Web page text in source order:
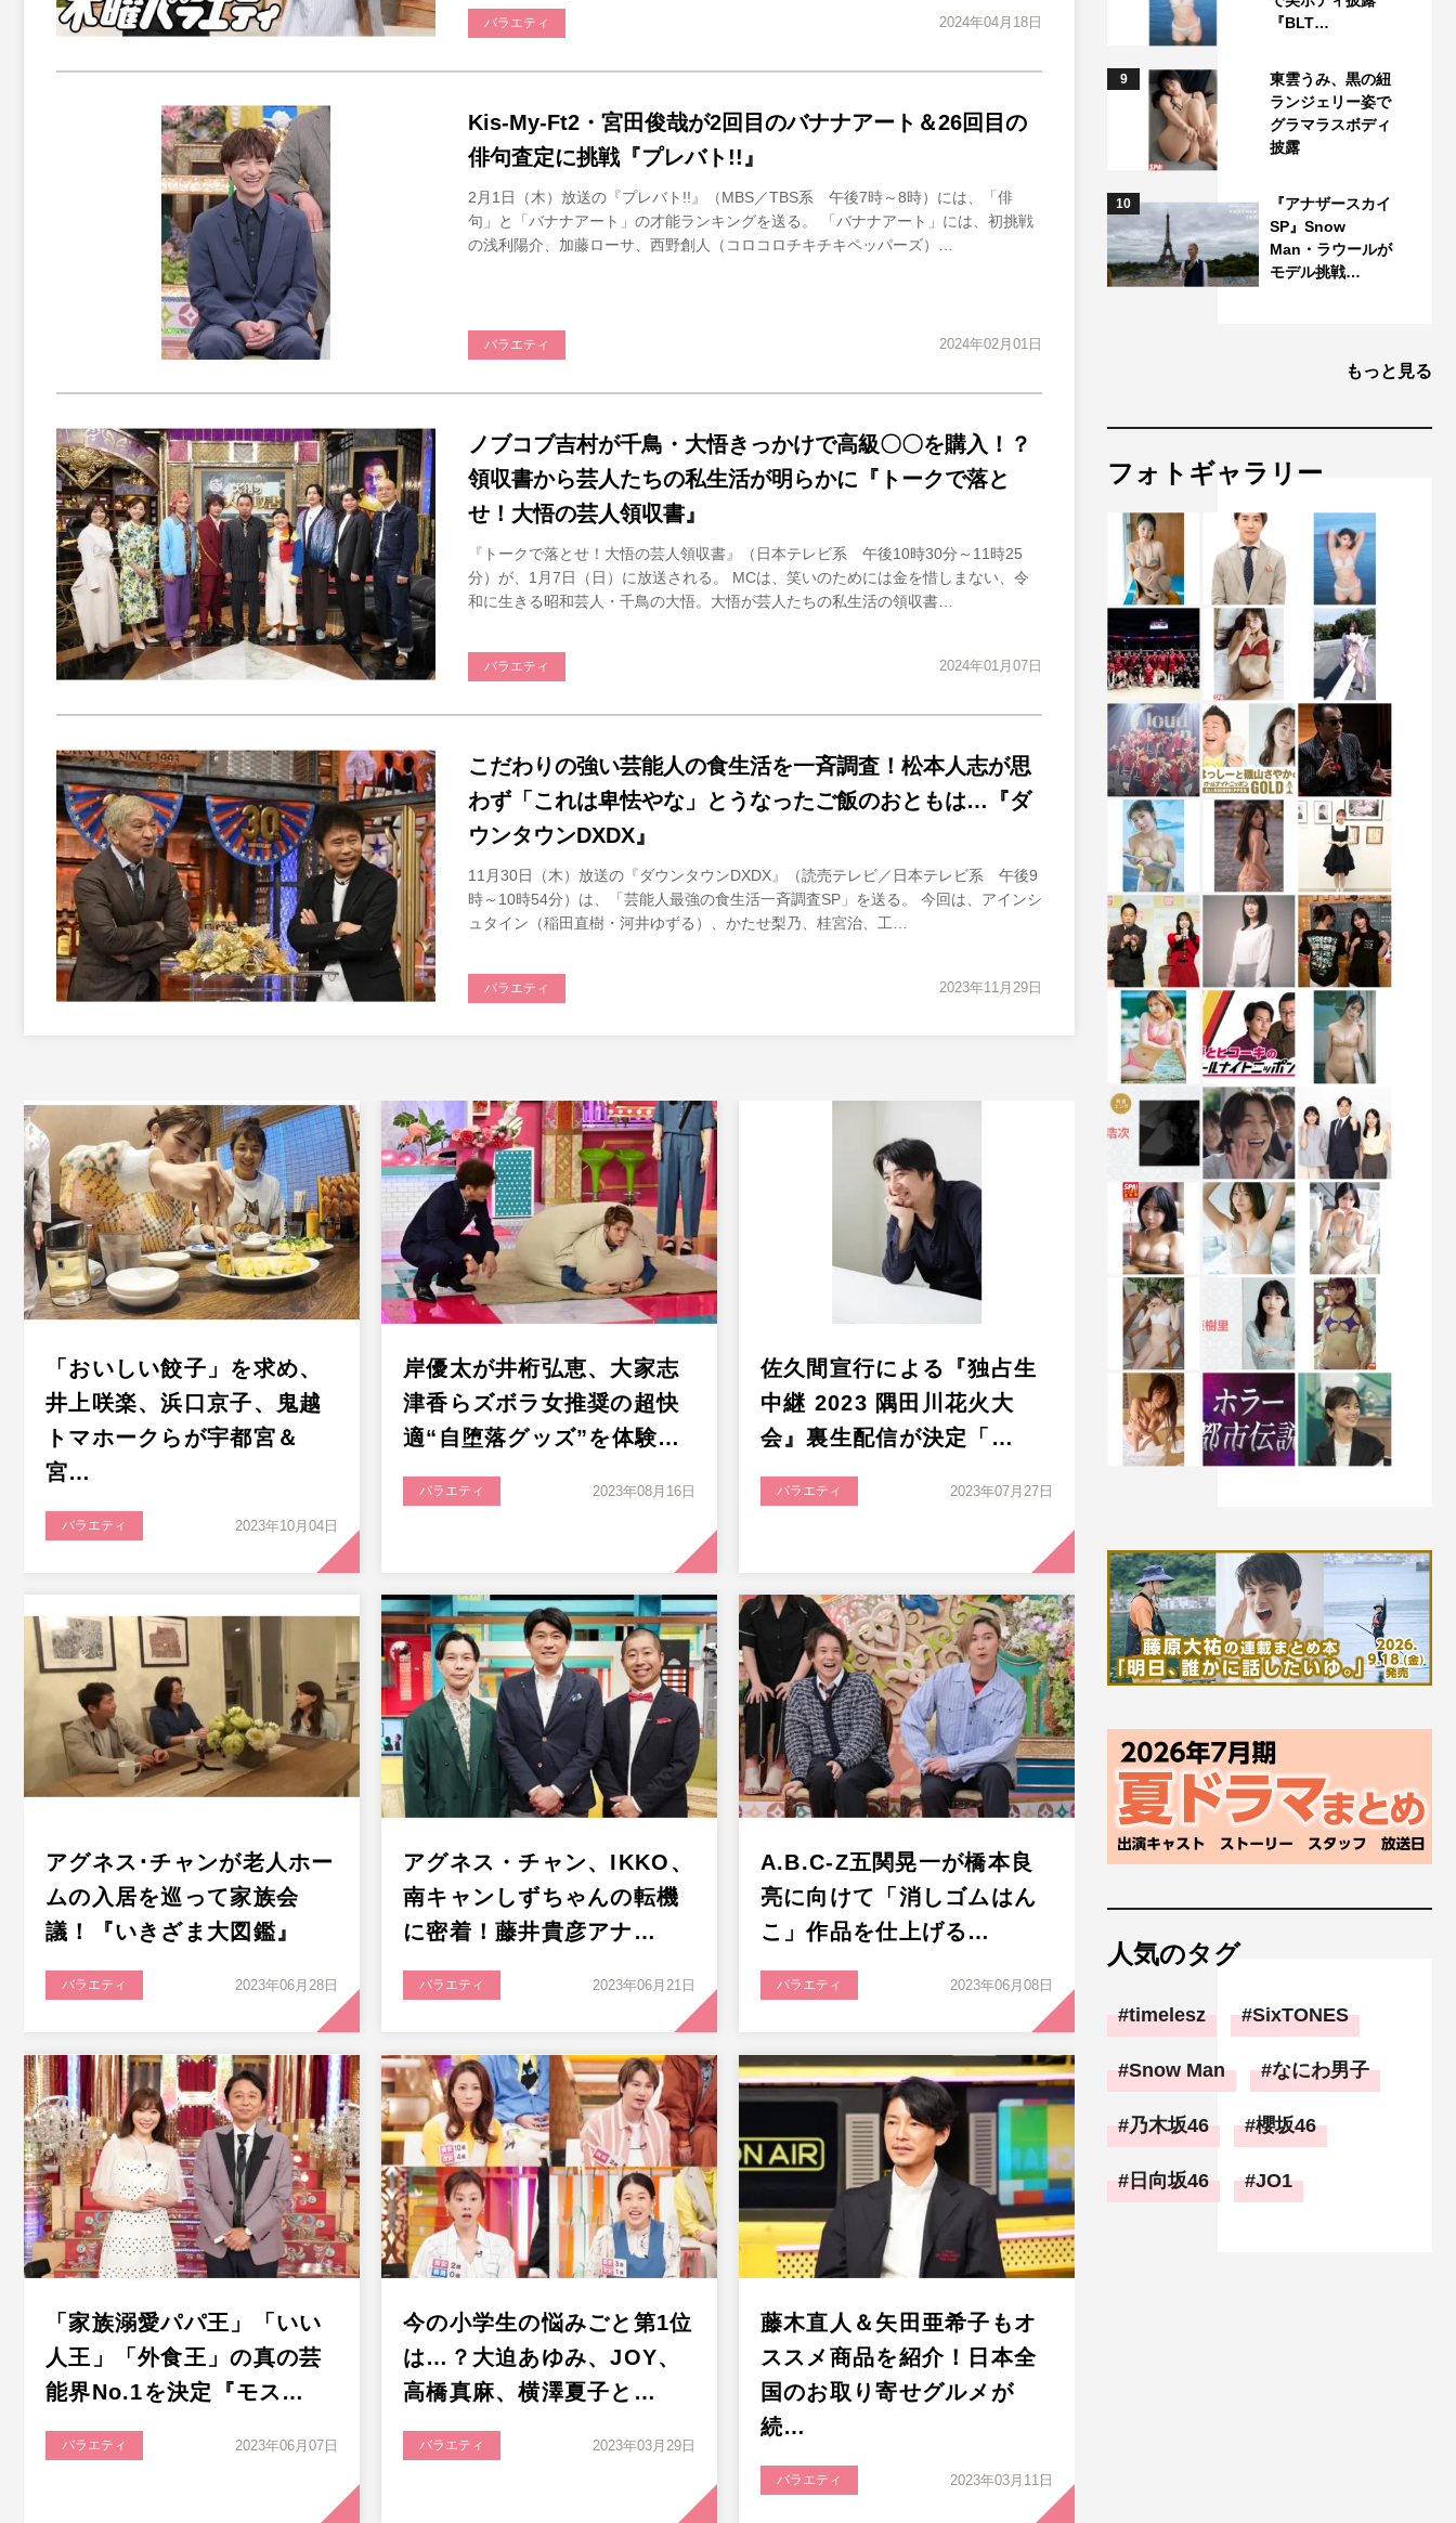
2024年04月18日
バラエティ
Kis-My-Ft2・宮田俊哉が2回目のバナナアート＆26回目の
俳句査定に挑戦『プレバト!!』
2月1日（木）放送の『プレバト!!』（MBS／TBS系 午後7時～8時）には、「俳
句」と「バナナアート」の才能ランキングを送る。 「バナナアート」には、初挑戦
の浅利陽介、加藤ローサ、西野創人（コロコロチキチキペッパーズ）…
2024年02月01日
バラエティ
ノブコブ吉村が千鳥・大悟きっかけで高級〇〇を購入！？
領収書から芸人たちの私生活が明らかに『トークで落と
せ！大悟の芸人領収書』
『トークで落とせ！大悟の芸人領収書』（日本テレビ系 午後10時30分～11時25
分）が、1月7日（日）に放送される。 MCは、笑いのためには金を惜しまない、令
和に生きる昭和芸人・千鳥の大悟。大悟が芸人たちの私生活の領収書…
2024年01月07日
バラエティ
こだわりの強い芸能人の食生活を一斉調査！松本人志が思
わず「これは卑怯やな」とうなったご飯のおともは…『ダ
ウンタウンDXDX』
11月30日（木）放送の『ダウンタウンDXDX』（読売テレビ／日本テレビ系 午後9
時～10時54分）は、「芸能人最強の食生活一斉調査SP」を送る。 今回は、アインシ
ュタイン（稲田直樹・河井ゆずる）、かたせ梨乃、桂宮治、工…
2023年11月29日
バラエティ
「おいしい餃子」を求め、
井上咲楽、浜口京子、鬼越
トマホークらが宇都宮＆
宮…
バラエティ 2023年10月04日
岸優太が井桁弘恵、大家志
津香らズボラ女推奨の超快
適“自堕落グッズ”を体験…
バラエティ 2023年08月16日
佐久間宣行による『独占生
中継 2023 隅田川花火大
会』裏生配信が決定「…
バラエティ 2023年07月27日
アグネス･チャンが老人ホー
ムの入居を巡って家族会
議！『いきざま大図鑑』
バラエティ 2023年06月28日
アグネス・チャン、IKKO、
南キャンしずちゃんの転機
に密着！藤井貴彦アナ…
バラエティ 2023年06月21日
A.B.C-Z五関晃一が橋本良
亮に向けて「消しゴムはん
こ」作品を仕上げる…
バラエティ 2023年06月08日
「家族溺愛パパ王」「いい
人王」「外食王」の真の芸
能界No.1を決定『モス…
バラエティ 2023年06月07日
今の小学生の悩みごと第1位
は…？大迫あゆみ、JOY、
高橋真麻、横澤夏子と…
バラエティ 2023年03月29日
藤木直人＆矢田亜希子もオ
ススメ商品を紹介！日本全
国のお取り寄せグルメが
続…
バラエティ 2023年03月11日
『BLT…
9
東雲うみ、黒の紐
ランジェリー姿で
グラマラスボディ
披露
10
『アナザースカイ
SP』Snow
Man・ラウールが
モデル挑戦…
もっと見る
フォトギャラリー
人気のタグ
timelesz SixTONES
Snow Man なにわ男子
乃木坂46 櫻坂46
日向坂46 JO1